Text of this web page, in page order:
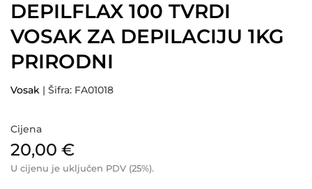
DEPILFLAX 100 TVRDI
VOSAK ZA DEPILACIJU 1KG
PRIRODNI
Vosak | Šifra: FA01018
Cijena
20,00 €
U cijenu je uključen PDV (25%).